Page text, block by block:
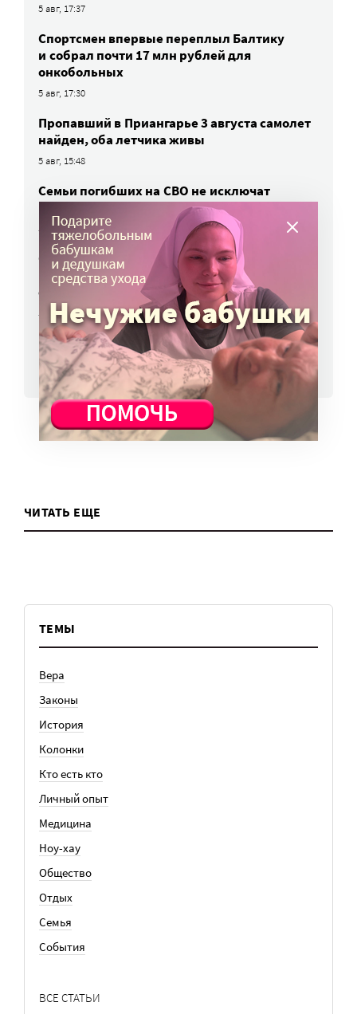
5 авг, 17:37
Спортсмен впервые переплыл Балтику
и собрал почти 17 млн рублей для
онкобольных
5 авг, 17:30
Пропавший в Приангарье 3 августа самолет
найден, оба летчика живы
5 авг, 15:48
Семьи погибших на СВО не исключат
из очереди на квартиру
5 авг, 15:28
Открыта горячая линия для тех, кто
не может дозвониться до близких,
отдыхающих в Архипо-Осиповке
5 авг, 14:32
ВСЕ НОВОСТИ
ЧИТАТЬ ЕЩЕ
ТЕМЫ
Вера
Законы
История
Колонки
Кто есть кто
Личный опыт
Медицина
Ноу-хау
Общество
Отдых
Семья
События
ВСЕ СТАТЬИ